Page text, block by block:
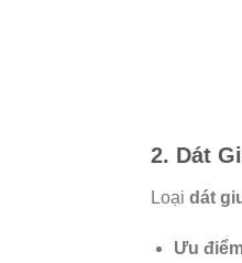
2. Dát
Loại dát
Ưu